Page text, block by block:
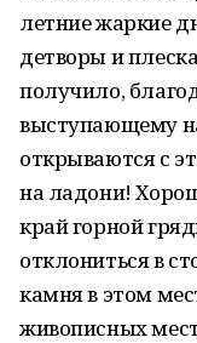
летние жаркие
детворы и
получило,
выступающему
открываются с
на ладони!
край горной
отклониться в
камня в этом
живописных мест